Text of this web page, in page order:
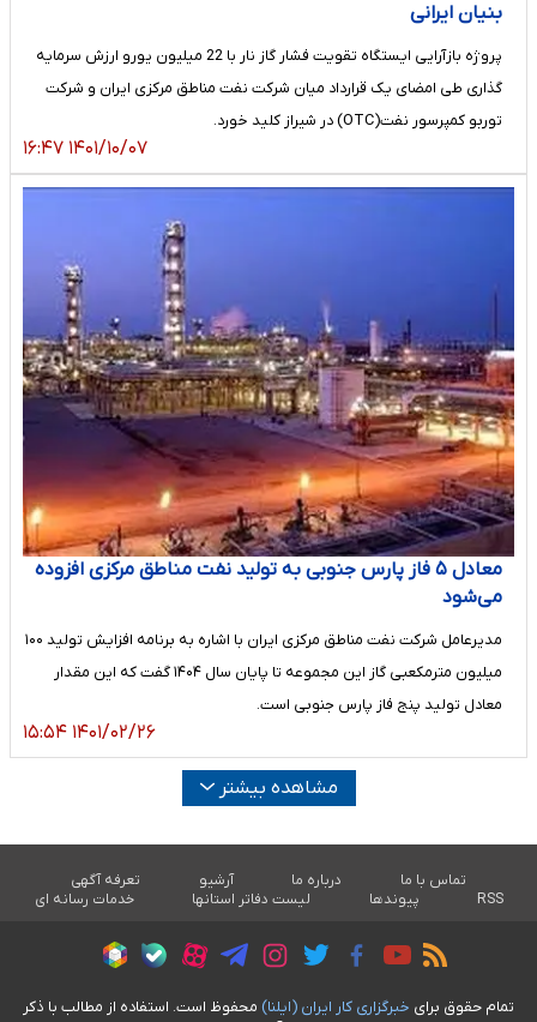
بنیان ایرانی
​پروژه بازآرایی ایستگاه تقویت فشار گاز نار با 22 میلیون یورو ارزش سرمایه
گذاری طی امضای یک قرارداد میان شرکت نفت مناطق مرکزی ایران و شرکت
توربو کمپرسور نفت(OTC) در شیراز کلید خورد.
۱۴۰۱/۱۰/۰۷ ۱۶:۴۷
معادل ۵ فاز پارس جنوبی به تولید نفت مناطق مرکزی افزوده
می‌شود
مدیرعامل شرکت نفت مناطق مرکزی ایران با اشاره به برنامه افزایش تولید ۱۰۰
میلیون مترمکعبی گاز این مجموعه تا پایان سال ۱۴۰۴ گفت که این مقدار
معادل تولید پنج فاز پارس جنوبی است.
۱۴۰۱/۰۲/۲۶ ۱۵:۵۴
مشاهده بیشتر
تماس با ما درباره ما آرشیو
تعرفه آگهی
RSS
پیوندها لیست دفاتر استانها خدمات رسانه ای
تمام حقوق برای خبرگزاری کار ايران (ايلنا) محفوظ است. استفاده از مطالب با ذکر